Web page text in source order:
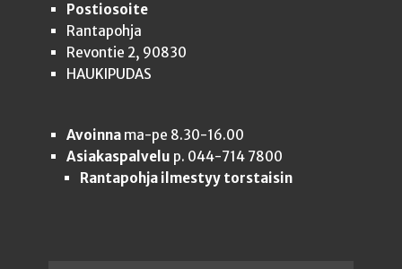
Postiosoite
Rantapohja
Revontie 2, 90830
HAUKIPUDAS
Avoinnama-pe 8.30-16.00
Asiakaspalvelu p. 044-714 7800
Rantapohja ilmestyy torstaisin